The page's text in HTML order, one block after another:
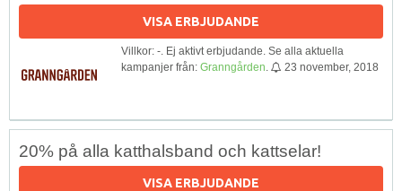
VISA ERBJUDANDE
Villkor: -. Ej aktivt erbjudande. Se alla aktuella
kampanjer från: Granngården 23 november, 2018
20% på alla katthalsband och kattselar!
VISA ERBJUDANDE